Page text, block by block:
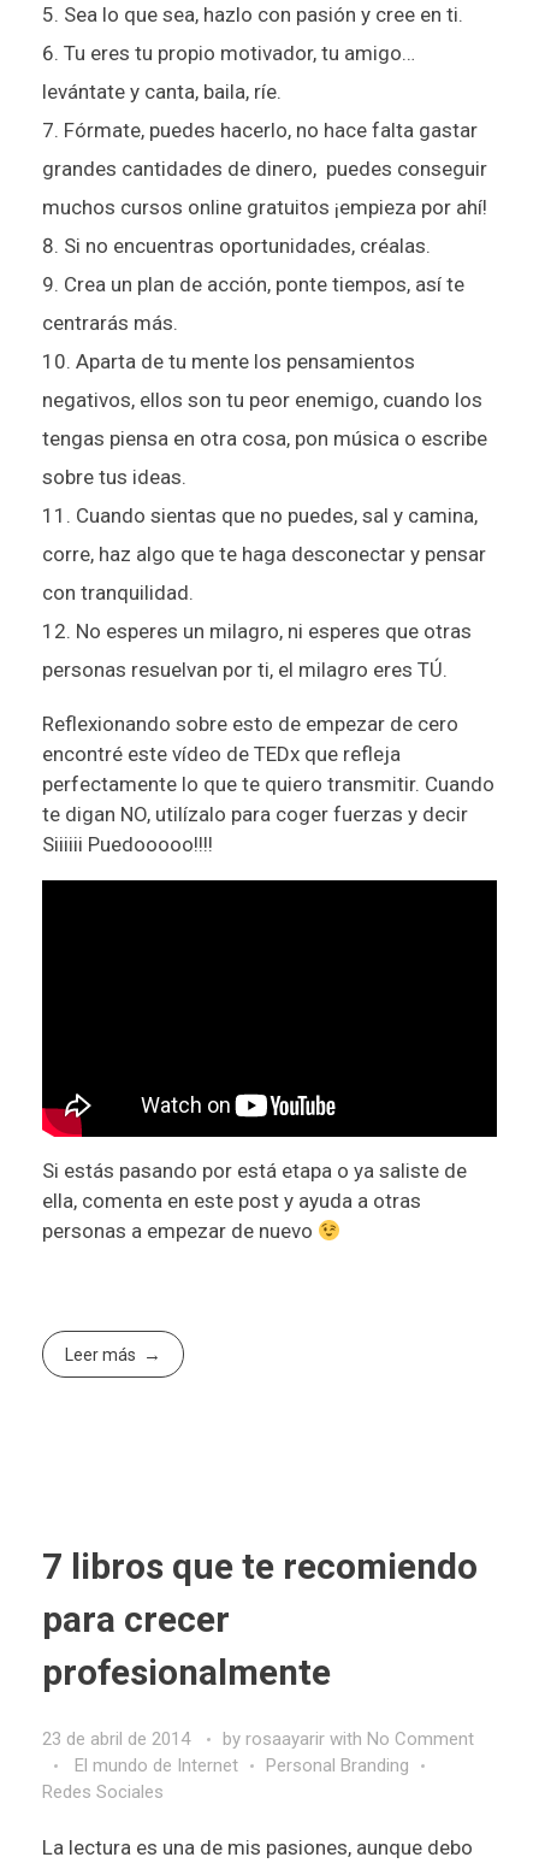
Sea lo que sea, hazlo con pasión y cree en ti.
Tu eres tu propio motivador, tu amigo…
levántate y canta, baila, ríe.
Fórmate, puedes hacerlo, no hace falta gastar
grandes cantidades de dinero, puedes conseguir
muchos cursos online gratuitos ¡empieza por ahí!
Si no encuentras oportunidades, créalas.
Crea un plan de acción, ponte tiempos, así te
centrarás más.
Aparta de tu mente los pensamientos
negativos, ellos son tu peor enemigo, cuando los
tengas piensa en otra cosa, pon música o escribe
sobre tus ideas.
Cuando sientas que no puedes, sal y camina,
corre, haz algo que te haga desconectar y pensar
con tranquilidad.
No esperes un milagro, ni esperes que otras
personas resuelvan por ti, el milagro eres TÚ.
Reflexionando sobre esto de empezar de cero
encontré este vídeo de TEDx que refleja
perfectamente lo que te quiero transmitir. Cuando
te digan NO, utilízalo para coger fuerzas y decir
Siiiiii Puedooooo!!!!
Si estás pasando por está etapa o ya saliste de
ella, comenta en este post y ayuda a otras
personas a empezar de nuevo
Leer más
7 libros que te recomiendo
para crecer
profesionalmente
23 de abril de 2014 by rosaayarir with No Comment
El mundo de Internet
Personal Branding
Redes Sociales
La lectura es una de mis pasiones, aunque debo